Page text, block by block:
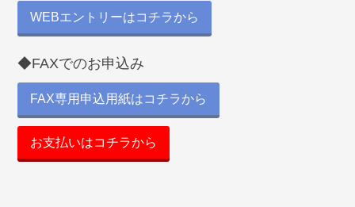
WEBエントリーはコチラから
◆FAXでのお申込み
FAX専用申込用紙はコチラから
お支払いはコチラから